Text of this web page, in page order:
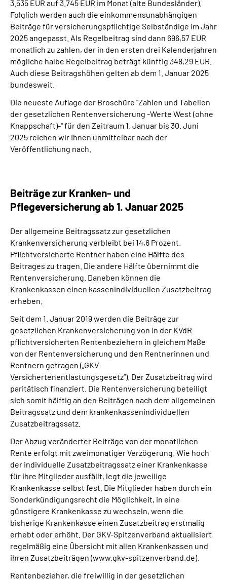
3.535 EUR auf 3.745 EUR im Monat (alte Bundesländer).
Folglich werden auch die einkommensunabhängigen
Beiträge für versicherungspflichtige Selbständige im Jahr
2025 angepasst. Als Regelbeitrag sind dann 696,57 EUR
monatlich zu zahlen, der in den ersten drei Kalenderjahren
mögliche halbe Regelbeitrag beträgt künftig 348,29 EUR.
Auch diese Beitragshöhen gelten ab dem 1. Januar 2025
bundesweit.
Die neueste Auflage der Broschüre "Zahlen und Tabellen
der gesetzlichen Rentenversicherung -Werte West (ohne
Knappschaft)-" für den Zeitraum 1. Januar bis 30. Juni
2025 reichen wir Ihnen unmittelbar nach der
Veröffentlichung nach.
Beiträge zur Kranken- und
Pflegeversicherung ab 1. Januar 2025
Der allgemeine Beitragssatz zur gesetzlichen
Krankenversicherung verbleibt bei 14,6 Prozent.
Pflichtversicherte Rentner haben eine Hälfte des
Beitrages zu tragen. Die andere Hälfte übernimmt die
Rentenversicherung. Daneben können die
Krankenkassen einen kassenindividuellen Zusatzbeitrag
erheben.
Seit dem 1. Januar 2019 werden die Beiträge zur
gesetzlichen Krankenversicherung von in der KVdR
pflichtversicherten Rentenbeziehern in gleichem Maße
von der Rentenversicherung und den Rentnerinnen und
Rentnern getragen („GKV-
Versichertenentlastungsgesetz“). Der Zusatzbeitrag wird
paritätisch finanziert. Die Rentenversicherung beteiligt
sich somit hälftig an den Beiträgen nach dem allgemeinen
Beitragssatz und dem krankenkassenindividuellen
Zusatzbeitragssatz.
Der Abzug veränderter Beiträge von der monatlichen
Rente erfolgt mit zweimonatiger Verzögerung. Wie hoch
der individuelle Zusatzbeitragssatz einer Krankenkasse
für ihre Mitglieder ausfällt, legt die jeweilige
Krankenkasse selbst fest. Die Mitglieder haben durch ein
Sonderkündigungsrecht die Möglichkeit, in eine
günstigere Krankenkasse zu wechseln, wenn die
bisherige Krankenkasse einen Zusatzbeitrag erstmalig
erhebt oder erhöht. Der GKV-Spitzenverband aktualisiert
regelmäßig eine Übersicht mit allen Krankenkassen und
ihren Zusatzbeiträgen (www.gkv-spitzenverband.de).
Rentenbezieher, die freiwillig in der gesetzlichen